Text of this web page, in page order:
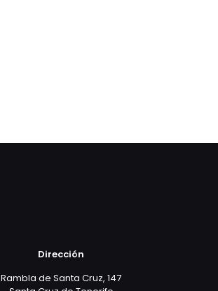
Dirección
Rambla de Santa Cruz, 147